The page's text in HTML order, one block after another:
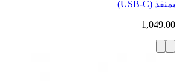
بمنفذ (USB‑C)
1,049.00